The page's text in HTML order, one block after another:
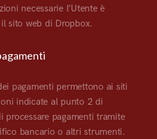
necessarie l’Utente è
sito web di Dropbox.
pagamenti permettono ai siti
indicate al punto 2 di
processare pagamenti tramite
bancario o altri strumenti.